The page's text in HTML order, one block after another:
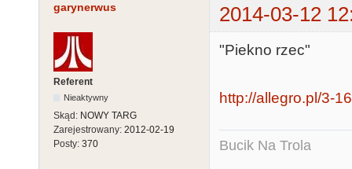
garynerwus 2014-03-12
Referent
Nieaktywny
Skąd: NOWY TARG
Zarejestrowany: 2012-02-19
Posty: 370
"Piekno rzec"
http://allegro.pl/3-
Bucik Na Trola